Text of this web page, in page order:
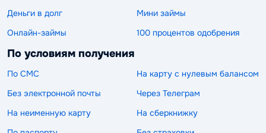
Деньги в долг
Мини займы
Онлайн-займы
100 процентов одобрения
По условиям получения
По СМС
На карту с нулевым балансом
Без электронной почты
Через Телеграм
На неименную карту
На сберкнижку